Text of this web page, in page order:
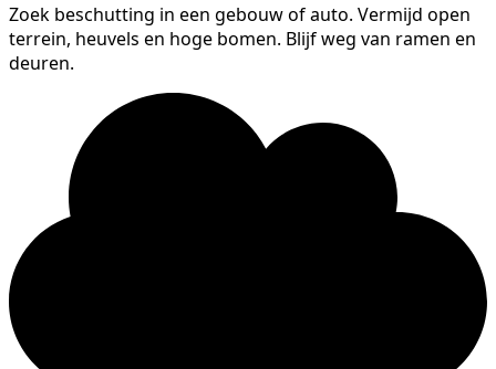
Zoek beschutting in een gebouw of auto. Vermijd open
terrein, heuvels en hoge bomen. Blijf weg van ramen en
deuren.